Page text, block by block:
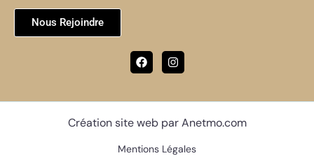
Nous Rejoindre
Création site web par Anetmo.com
Mentions Légales